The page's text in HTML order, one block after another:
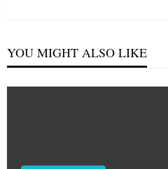
YOU MIGHT ALSO LIKE